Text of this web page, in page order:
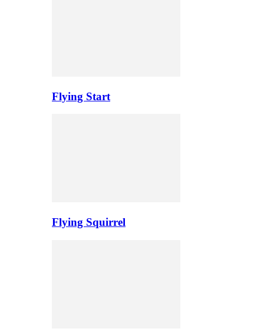
Flying Start
Flying Squirrel